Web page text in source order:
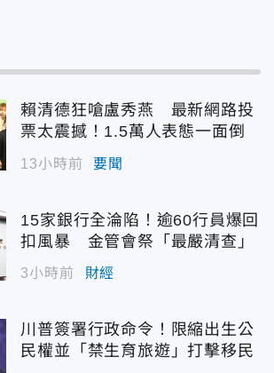
賴清德狂嗆盧秀燕 最新網路投
票太震撼！1.5萬人表態一面倒
13小時前 要聞
15家銀行全淪陷！逾60行員爆回
扣風暴 金管會祭「最嚴清查」
3小時前 財經
川普簽署行政命令！限縮出生公
民權並「禁生育旅遊」打擊移民